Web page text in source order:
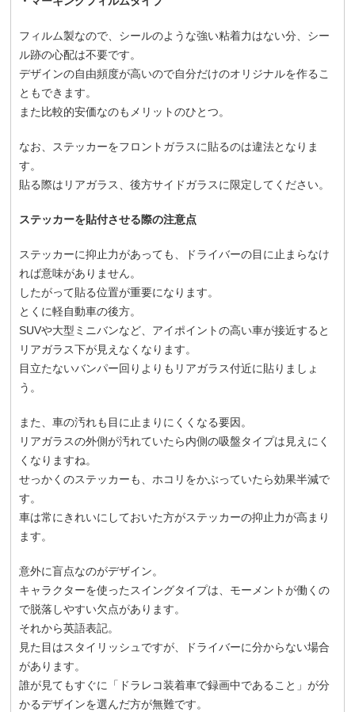
フィルム製なので、シールのような強い粘着力はない分、シー
ル跡の心配は不要です。
デザインの自由頻度が高いので自分だけのオリジナルを作るこ
ともできます。
また比較的安価なのもメリットのひとつ。
なお、ステッカーをフロントガラスに貼るのは違法となりま
す。
貼る際はリアガラス、後方サイドガラスに限定してください。
ステッカーを貼付させる際の注意点
ステッカーに抑止力があっても、ドライバーの目に止まらなけ
れば意味がありません。
したがって貼る位置が重要になります。
とくに軽自動車の後方。
SUVや大型ミニバンなど、アイポイントの高い車が接近すると
リアガラス下が見えなくなります。
目立たないバンパー回りよりもリアガラス付近に貼りましょ
う。
また、車の汚れも目に止まりにくくなる要因。
リアガラスの外側が汚れていたら内側の吸盤タイプは見えにく
くなりますね。
せっかくのステッカーも、ホコリをかぶっていたら効果半減で
す。
車は常にきれいにしておいた方がステッカーの抑止力が高まり
ます。
意外に盲点なのがデザイン。
キャラクターを使ったスイングタイプは、モーメントが働くの
で脱落しやすい欠点があります。
それから英語表記。
見た目はスタイリッシュですが、ドライバーに分からない場合
があります。
誰が見てもすぐに「ドラレコ装着車で録画中であること」が分
かるデザインを選んだ方が無難です。